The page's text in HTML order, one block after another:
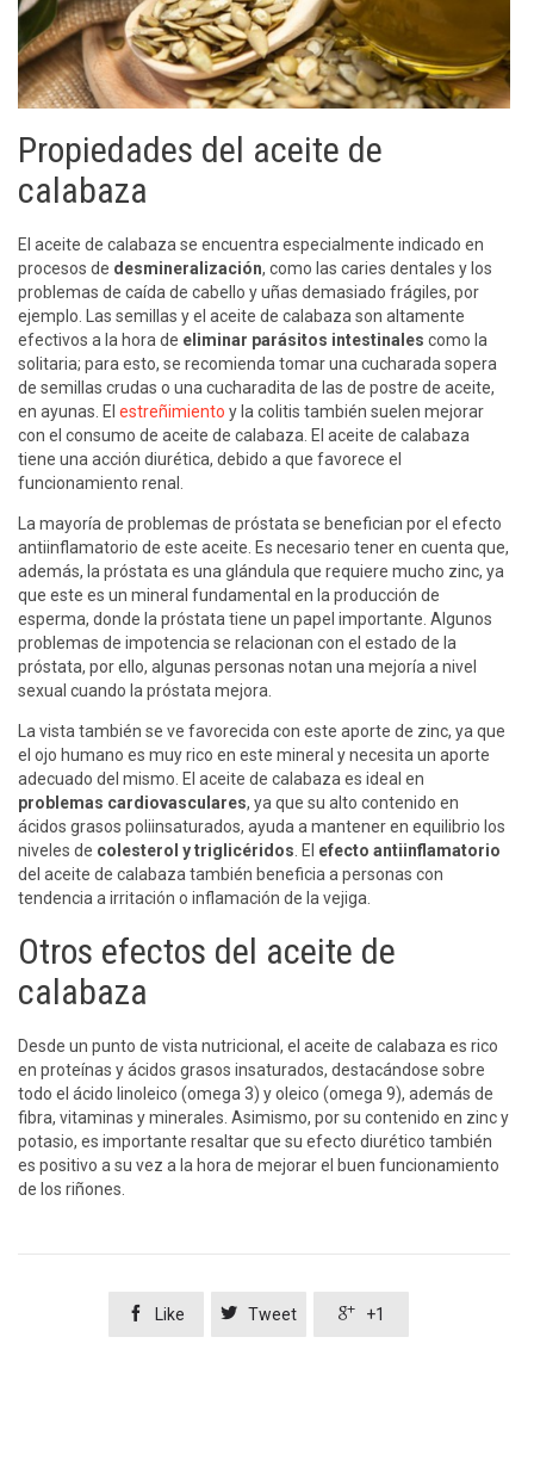
Propiedades del aceite de
calabaza
El aceite de calabaza se encuentra especialmente indicado en
procesos de desmineralización, como las caries dentales y los
problemas de caída de cabello y uñas demasiado frágiles, por
ejemplo. Las semillas y el aceite de calabaza son altamente
efectivos a la hora de eliminar parásitos intestinales como la
solitaria; para esto, se recomienda tomar una cucharada sopera
de semillas crudas o una cucharadita de las de postre de aceite,
en ayunas. El estreñimiento y la colitis también suelen mejorar
con el consumo de aceite de calabaza. El aceite de calabaza
tiene una acción diurética, debido a que favorece el
funcionamiento renal.
La mayoría de problemas de próstata se benefician por el efecto
antiinflamatorio de este aceite. Es necesario tener en cuenta que,
además, la próstata es una glándula que requiere mucho zinc, ya
que este es un mineral fundamental en la producción de
esperma, donde la próstata tiene un papel importante. Algunos
problemas de impotencia se relacionan con el estado de la
próstata, por ello, algunas personas notan una mejoría a nivel
sexual cuando la próstata mejora.
La vista también se ve favorecida con este aporte de zinc, ya que
el ojo humano es muy rico en este mineral y necesita un aporte
adecuado del mismo. El aceite de calabaza es ideal en
problemas cardiovasculares, ya que su alto contenido en
ácidos grasos poliinsaturados, ayuda a mantener en equilibrio los
niveles de colesterol y triglicéridos . El efecto antiinflamatorio
del aceite de calabaza también beneficia a personas con
tendencia a irritación o inflamación de la vejiga.
Otros efectos del aceite de
calabaza
Desde un punto de vista nutricional, el aceite de calabaza es rico
en proteínas y ácidos grasos insaturados, destacándose sobre
todo el ácido linoleico (omega 3) y oleico (omega 9), además de
fibra, vitaminas y minerales. Asimismo, por su contenido en zinc y
potasio, es importante resaltar que su efecto diurético también
es positivo a su vez a la hora de mejorar el buen funcionamiento
de los riñones.
 Like  Tweet  +1